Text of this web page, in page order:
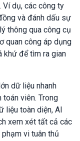
Ví dụ, các công ty
và đánh dấu sự
thông qua công cụ
quan công áp dụng
khứ để tìm ra gian
dữ liệu nhanh
toán viên. Trong
liệu toàn diện, AI
xem xét tất cả các
vi tuân thủ